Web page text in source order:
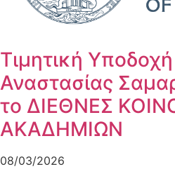
Τιμητική
Αναστασίας
το ΔΙΕΘΝΕΣ
ΑΚΑΔΗΜΙΩΝ
08/03/2026